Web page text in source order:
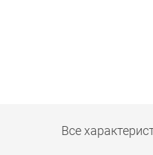
Все